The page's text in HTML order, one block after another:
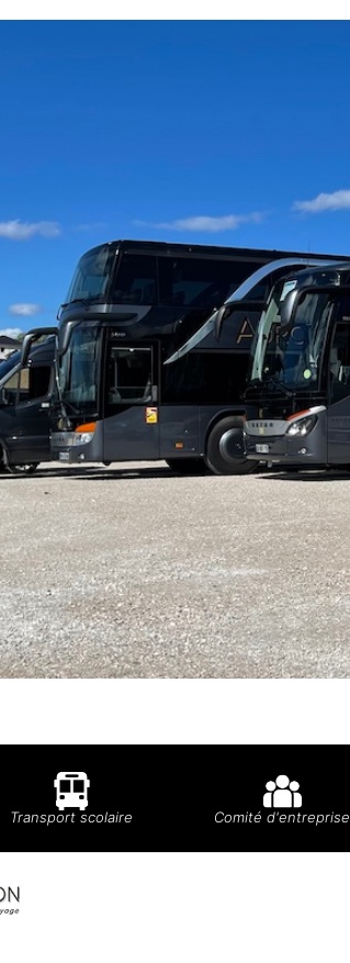
Transport scolaire Comité d'entreprise